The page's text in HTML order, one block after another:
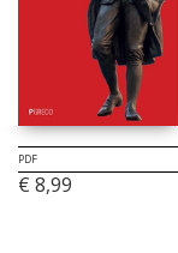
PDF
€ 8,99